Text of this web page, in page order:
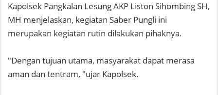
Kapolsek Pangkalan Lesung AKP Liston Sihombing SH,
MH menjelaskan, kegiatan Saber Pungli ini
merupakan kegiatan rutin dilakukan pihaknya.
"Dengan tujuan utama, masyarakat dapat merasa
aman dan tentram, "ujar Kapolsek.